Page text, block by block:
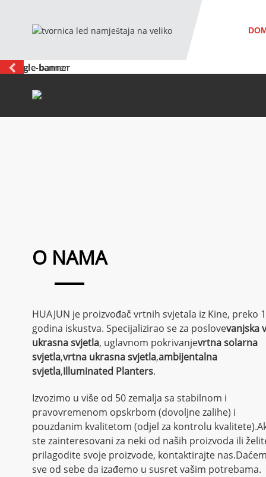
O NAMA
HUAJUN je proizvođač vrtnih svjetala iz Kine, preko
godina iskustva. Specijalizirao se za poslovevanjska
ukrasna svjetla, uglavnom pokrivanjevrtna solarna
svjetla,vrtna ukrasna svjetla,ambijentalna
svjetla,Illuminated Planters.
Izvozimo u više od 50 zemalja sa stabilnom i
pravovremenom opskrbom (dovoljne zalihe) i
pouzdanim kvalitetom (odjel za kontrolu
ste zainteresovani za neki od naših proizvoda ili
prilagodite svoje proizvode, kontaktirajte
sve od sebe da izađemo u susret vašim potrebama.